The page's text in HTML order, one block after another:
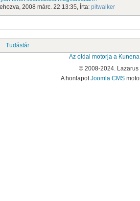
2008 márc. 22 13:35, Írta: pitwalker
Tudástár
Az oldal motorja a
© 2008-2024.
A honlapotJoomla CMS